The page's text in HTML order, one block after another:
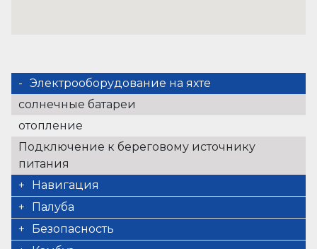
Электрооборудование на яхте
солнечные батареи
отопление
Подключение к береговому источнику
питания
Навигация
автопилот
подрулька
Палуба
рукоятка брашпиля (2)
Безопасность